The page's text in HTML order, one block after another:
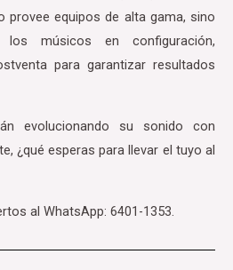
provee equipos de alta gama, sino
músicos en configuración,
para garantizar resultados
evolucionando su sonido con
¿qué esperas para llevar el tuyo al
al WhatsApp: 6401-1353.⁣⁣⁣